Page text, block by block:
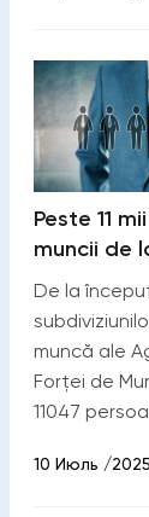
Peste 11
muncii de
De la
muncă ale
Forței de
11047
10 Июль /